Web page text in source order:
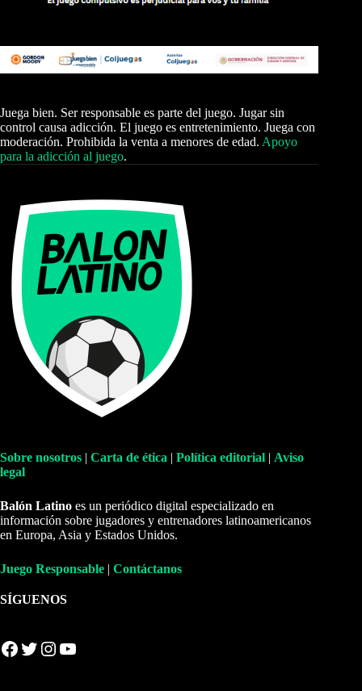
Juega bien. Ser responsable es parte del juego. Jugar sin
control causa adicción. El juego es entretenimiento. Juega con
moderación. Prohibida la venta a menores de edad. Apoyo
para la adicción al juego.
Sobre nosotros | Carta de ética | Política editorial | Aviso
legal
Balón Latino es un periódico digital especializado en
información sobre jugadores y entrenadores latinoamericanos
en Europa, Asia y Estados Unidos.
Juego Responsable | Contáctanos
SÍGUENOS
Facebook Twitter Instagram YouTube